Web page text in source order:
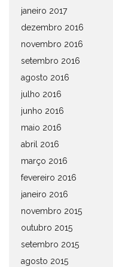
janeiro 2017
dezembro 2016
novembro 2016
setembro 2016
agosto 2016
julho 2016
junho 2016
maio 2016
abril 2016
março 2016
fevereiro 2016
janeiro 2016
novembro 2015
outubro 2015
setembro 2015
agosto 2015